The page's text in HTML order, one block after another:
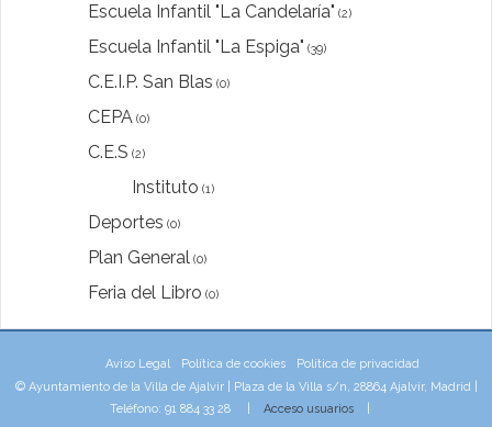
Escuela Infantil "La Candelaría" (2)
Escuela Infantil "La Espiga" (39)
C.E.I.P. San Blas (0)
CEPA (0)
C.E.S (2)
Instituto (1)
Deportes (0)
Plan General (0)
Feria del Libro (0)
Aviso Legal Política de cookies
Política de privacidad
© Ayuntamiento de la Villa de Ajalvir | Plaza de la Villa s/n, 28864 Ajalvir, Madrid |
Teléfono: 91 884 33 28 | Acceso usuarios|